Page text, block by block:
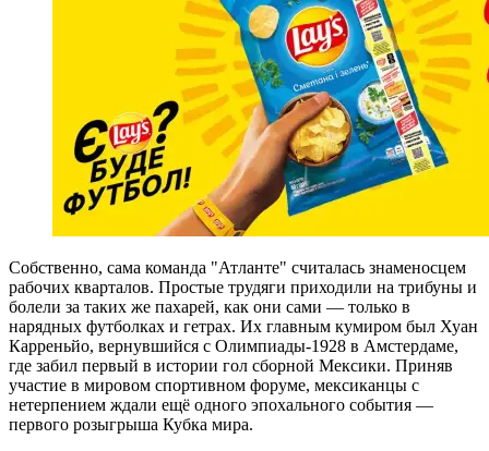
Собственно, сама команда "Атланте" считалась знаменосцем
рабочих кварталов. Простые трудяги приходили на трибуны и
болели за таких же пахарей, как они сами — только в
нарядных футболках и гетрах. Их главным кумиром был Хуан
Карреньйо, вернувшийся с Олимпиады-1928 в Амстердаме,
где забил первый в истории гол сборной Мексики. Приняв
участие в мировом спортивном форуме, мексиканцы с
нетерпением ждали ещё одного эпохального события —
первого розыгрыша Кубка мира.